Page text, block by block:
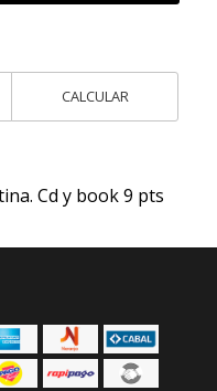
CALCULAR
Cd y book 9 pts